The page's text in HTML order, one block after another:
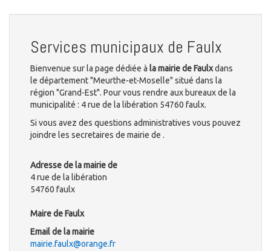
Services municipaux de Faulx
Bienvenue sur la page dédiée à la mairie de Faulxdans
le département "Meurthe-et-Moselle" situé dans la
région "Grand-Est". Pour vous rendre aux bureaux de la
municipalité : 4 rue de la libération 54760 faulx.
Si vous avez des questions administratives vous pouvez
joindre les secretaires de mairie de .
Adresse de la mairie de
4 rue de la libération
54760 faulx
Maire de Faulx
Email de la mairie
mairie.faulx@orange.fr